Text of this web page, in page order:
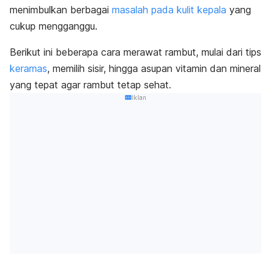
menimbulkan berbagai masalah pada kulit kepala yang
cukup mengganggu.
Berikut ini beberapa cara merawat rambut, mulai dari tips
keramas, memilih sisir, hingga asupan vitamin dan mineral
yang tepat agar rambut tetap sehat.
Iklan